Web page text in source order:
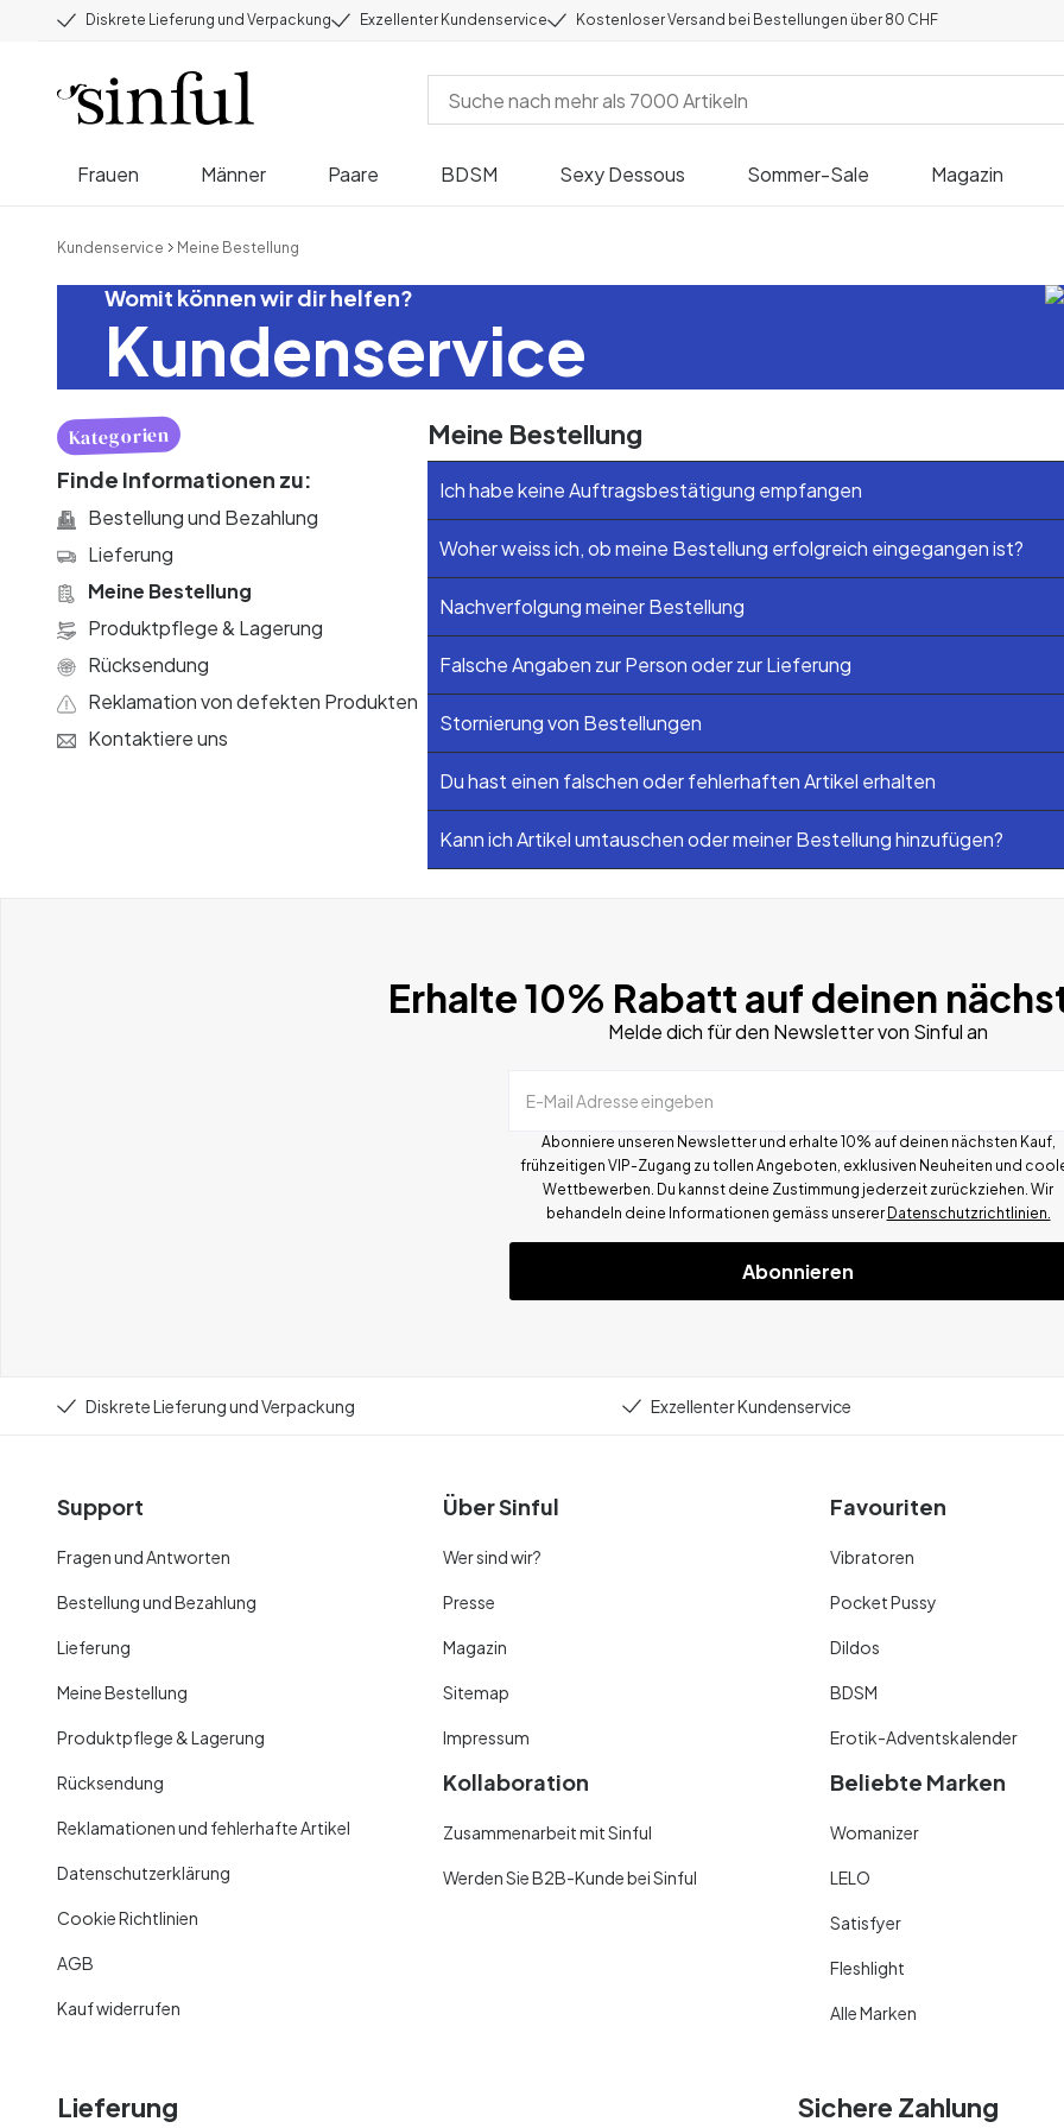
Diskrete Lieferung und Verpackung Exzellenter Kundenservice Kostenloser Versand bei Bestellungen über 80 CHF
Frauen Männer Paare BDSM Sexy Dessous Sommer-Sale Magazin
Kundenservice Meine Bestellung
Womit können wir dir helfen?
Kundenservice
Kategorien
Finde Informationen zu:
Bestellung und Bezahlung
Lieferung
Meine Bestellung
Produktpflege & Lagerung
Rücksendung
Reklamation von defekten Produkten
Kontaktiere uns
Meine Bestellung
Ich habe keine Auftragsbestätigung empfangen
Woher weiss ich, ob meine Bestellung erfolgreich eingegangen ist?
Nachverfolgung meiner Bestellung
Falsche Angaben zur Person oder zur Lieferung
Stornierung von Bestellungen
Du hast einen falschen oder fehlerhaften Artikel erhalten
Kann ich Artikel umtauschen oder meiner Bestellung hinzufügen?
Erhalte 10% Rabatt auf deinen
Melde dich für den Newsletter von Sinful an
E-Mail Adresse eingeben
Abonniere unseren Newsletter und erhalte 10% auf deinen nächsten Kauf,
frühzeitigen VIP-Zugang zu tollen Angeboten, exklusiven Neuheiten und
Wettbewerben. Du kannst deine Zustimmung jederzeit zurückziehen. Wir
behandeln deine Informationen gemäss unserer Datenschutzrichtlinien.
Abonnieren
Diskrete Lieferung und Verpackung Exzellenter Kundenservice
Support
Fragen und Antworten
Bestellung und Bezahlung
Lieferung
Meine Bestellung
Produktpflege & Lagerung
Rücksendung
Reklamationen und fehlerhafte Artikel
Datenschutzerklärung
Cookie Richtlinien
AGB
Kauf widerrufen
Über Sinful
Wer sind wir?
Presse
Magazin
Sitemap
Impressum
Kollaboration
Zusammenarbeit mit Sinful
Werden Sie B2B-Kunde bei Sinful
Favouriten
Vibratoren
Pocket Pussy
Dildos
BDSM
Erotik-Adventskalender
Beliebte Marken
Womanizer
LELO
Satisfyer
Fleshlight
Alle Marken
Lieferung Sichere Zahlung